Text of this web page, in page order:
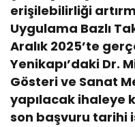
erişilebilirliği
Uygulama Bazlı
Aralık 2025’te
Yenikapı’daki Dr.
Gösteri ve Sanat
yapılacak ihaleye
son başvuru tarihi